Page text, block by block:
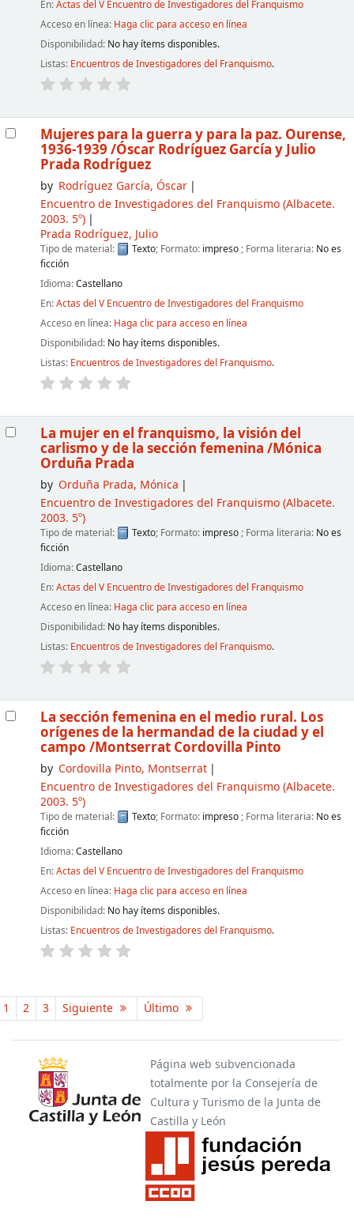
En:Actas del V Encuentro de Investigadores del Franquismo
Acceso en línea: Haga clic para acceso en línea
Disponibilidad: No hay ítems disponibles.
Listas: Encuentros de Investigadores del Franquismo.
Mujeres para la guerra y para la paz. Ourense,
1936-1939 /Óscar Rodríguez García y Julio
Prada Rodríguez
by Rodríguez García, Óscar
Encuentro de Investigadores del Franquismo(Albacete.
2003. 5º)
Prada Rodríguez, Julio
Tipo de material: Texto; Formato: impreso ; Forma literaria: No es
ficción
Idioma:Castellano
En:Actas del V Encuentro de Investigadores del Franquismo
Acceso en línea: Haga clic para acceso en línea
Disponibilidad: No hay ítems disponibles.
Listas: Encuentros de Investigadores del Franquismo.
La mujer en el franquismo, la visión del
carlismo y de la sección femenina /Mónica
Orduña Prada
by Orduña Prada, Mónica
Encuentro de Investigadores del Franquismo(Albacete.
2003. 5º)
Tipo de material: Texto; Formato: impreso ; Forma literaria: No es
ficción
Idioma:Castellano
En:Actas del V Encuentro de Investigadores del Franquismo
Acceso en línea: Haga clic para acceso en línea
Disponibilidad: No hay ítems disponibles.
Listas: Encuentros de Investigadores del Franquismo.
La sección femenina en el medio rural. Los
orígenes de la hermandad de la ciudad y el
campo /Montserrat Cordovilla Pinto
by Cordovilla Pinto, Montserrat
Encuentro de Investigadores del Franquismo(Albacete.
2003. 5º)
Tipo de material: Texto; Formato: impreso ; Forma literaria: No es
ficción
Idioma:Castellano
En:Actas del V Encuentro de Investigadores del Franquismo
Acceso en línea: Haga clic para acceso en línea
Disponibilidad: No hay ítems disponibles.
Listas: Encuentros de Investigadores del Franquismo.
1 2 3 Siguiente Último
Página web subvencionada
totalmente por la Consejería de
Cultura y Turismo de la Junta de
Castilla y León